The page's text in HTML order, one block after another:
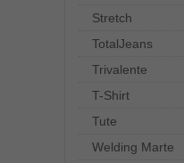
Stretch
TotalJeans
Trivalente
T-Shirt
Tute
Welding Marte